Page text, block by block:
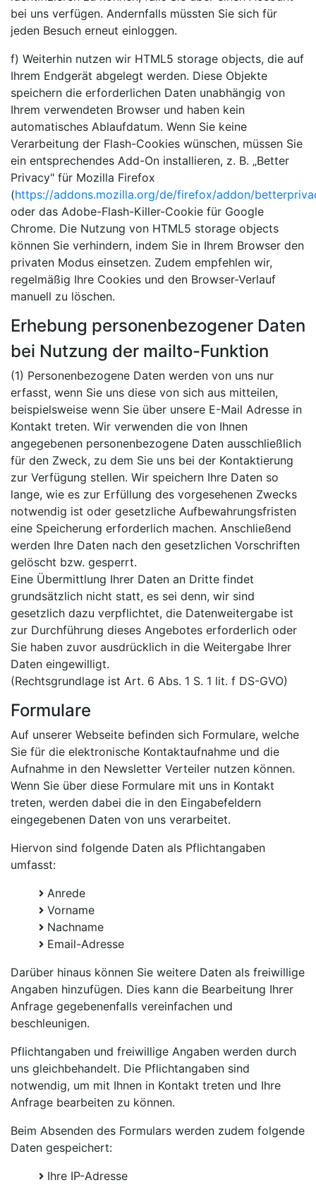
bei uns verfügen. Andernfalls müssten Sie sich für
jeden Besuch erneut einloggen.
f) Weiterhin nutzen wir HTML5 storage objects, die auf
Ihrem Endgerät abgelegt werden. Diese Objekte
speichern die erforderlichen Daten unabhängig von
Ihrem verwendeten Browser und haben kein
automatisches Ablaufdatum. Wenn Sie keine
Verarbeitung der Flash-Cookies wünschen, müssen Sie
ein entsprechendes Add-On installieren, z. B. „Better
Privacy" für Mozilla Firefox
(https://addons.mozilla.org/de/firefox/addon/
oder das Adobe-Flash-Killer-Cookie für Google
Chrome. Die Nutzung von HTML5 storage objects
können Sie verhindern, indem Sie in Ihrem Browser den
privaten Modus einsetzen. Zudem empfehlen wir,
regelmäßig Ihre Cookies und den Browser-Verlauf
manuell zu löschen.
Erhebung personenbezogener Daten
bei Nutzung der mailto-Funktion
(1) Personenbezogene Daten werden von uns nur
erfasst, wenn Sie uns diese von sich aus mitteilen,
beispielsweise wenn Sie über unsere E-Mail Adresse in
Kontakt treten. Wir verwenden die von Ihnen
angegebenen personenbezogene Daten ausschließlich
für den Zweck, zu dem Sie uns bei der Kontaktierung
zur Verfügung stellen. Wir speichern Ihre Daten so
lange, wie es zur Erfüllung des vorgesehenen Zwecks
notwendig ist oder gesetzliche Aufbewahrungsfristen
eine Speicherung erforderlich machen. Anschließend
werden Ihre Daten nach den gesetzlichen Vorschriften
gelöscht bzw. gesperrt.
Eine Übermittlung Ihrer Daten an Dritte findet
grundsätzlich nicht statt, es sei denn, wir sind
gesetzlich dazu verpflichtet, die Datenweitergabe ist
zur Durchführung dieses Angebotes erforderlich oder
Sie haben zuvor ausdrücklich in die Weitergabe Ihrer
Daten eingewilligt.
(Rechtsgrundlage ist Art. 6 Abs. 1 S. 1 lit. f DS-GVO)
Formulare
Auf unserer Webseite befinden sich Formulare, welche
Sie für die elektronische Kontaktaufnahme und die
Aufnahme in den Newsletter Verteiler nutzen können.
Wenn Sie über diese Formulare mit uns in Kontakt
treten, werden dabei die in den Eingabefeldern
eingegebenen Daten von uns verarbeitet.
Hiervon sind folgende Daten als Pflichtangaben
umfasst:
Anrede
Vorname
Nachname
Email-Adresse
Darüber hinaus können Sie weitere Daten als freiwillige
Angaben hinzufügen. Dies kann die Bearbeitung Ihrer
Anfrage gegebenenfalls vereinfachen und
beschleunigen.
Pflichtangaben und freiwillige Angaben werden durch
uns gleichbehandelt. Die Pflichtangaben sind
notwendig, um mit Ihnen in Kontakt treten und Ihre
Anfrage bearbeiten zu können.
Beim Absenden des Formulars werden zudem folgende
Daten gespeichert:
Ihre IP-Adresse